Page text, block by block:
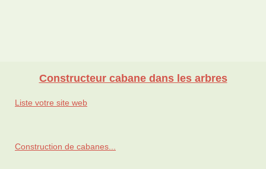
Constructeur cabane dans les arbres
Liste votre site web
Construction de cabanes...